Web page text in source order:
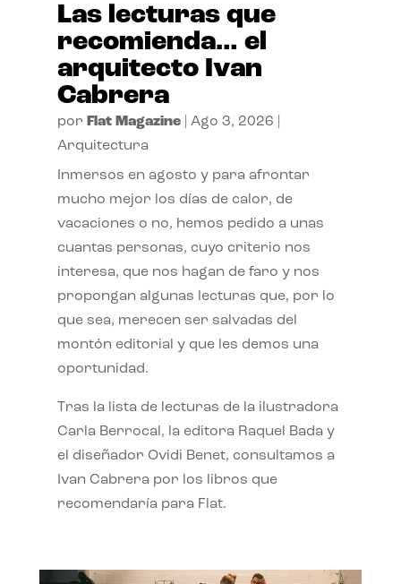
Las lecturas que
recomienda… el
arquitecto Ivan
Cabrera
por Flat Magazine| Ago 3, 2026
Arquitectura
Inmersos en agosto y para afrontar
mucho mejor los días de calor, de
vacaciones o no, hemos pedido a unas
cuantas personas, cuyo criterio nos
interesa, que nos hagan de faro y nos
propongan algunas lecturas que, por lo
que sea, merecen ser salvadas del
montón editorial y que les demos una
oportunidad.
Tras la lista de lecturas de la ilustradora
Carla Berrocal, la editora Raquel Bada y
el diseñador Ovidi Benet, consultamos a
Ivan Cabrera por los libros que
recomendaría para Flat.